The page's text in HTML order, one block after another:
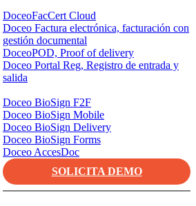
DoceoFacCert Cloud
Doceo Factura electrónica, facturación con
gestión documental
DoceoPOD, Proof of delivery
Doceo Portal Reg, Registro de entrada y
salida
Doceo BioSign F2F
Doceo BioSign Mobile
Doceo BioSign Delivery
Doceo BioSign Forms
Doceo AccesDoc
SOLICITA DEMO